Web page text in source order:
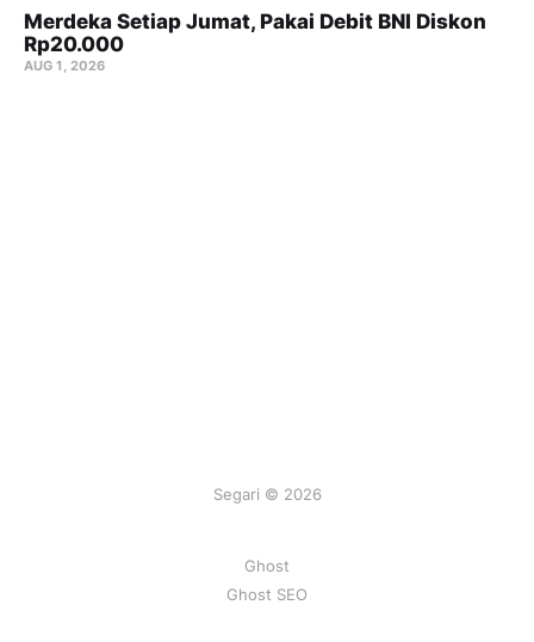
Merdeka Setiap Jumat, Pakai Debit BNI Diskon
Rp20.000
AUG 1, 2026
Segari © 2026
Ghost
Ghost SEO